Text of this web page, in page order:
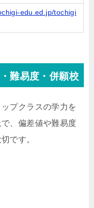
edu.ed.jp/tochigi
難易度・併願校
プクラスの学力を
、偏差値や難易度
です。